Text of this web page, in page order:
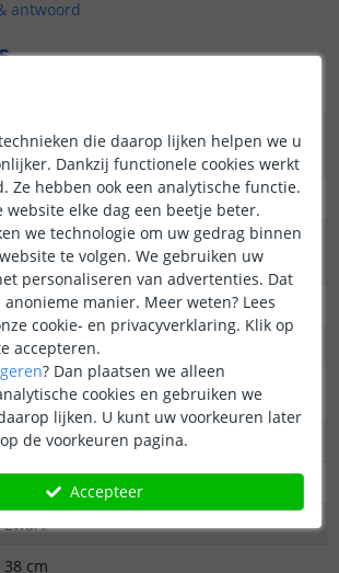
antwoord
Tafellamp, priklamp en hanglamp in 1
Decoratief
8
IP44 (Geschikt voor buiten)
2 jaar
Tijdloos
Zwart
38 cm
die daarop lijken helpen we u
Dankzij functionele cookies werkt
Ze hebben ook een analytische functie.
website elke dag een beetje beter.
we technologie om uw gedrag binnen
te volgen. We gebruiken uw
personaliseren van advertenties. Dat
anonieme manier. Meer weten? Lees
cookie- en privacyverklaring. Klik op
accepteren.
? Dan plaatsen we alleen
cookies en gebruiken we
lijken. U kunt uw voorkeuren later
de voorkeuren pagina.
Accepteer